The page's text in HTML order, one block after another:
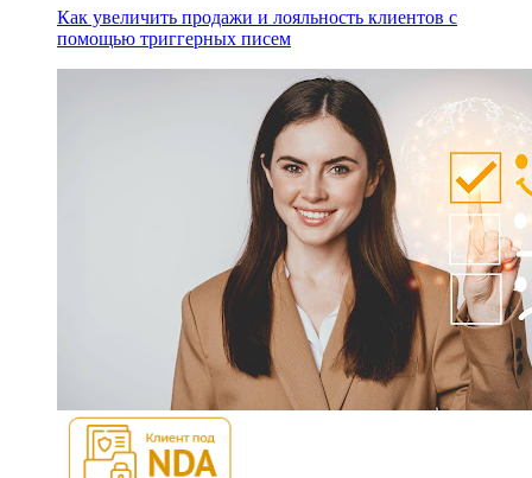
Как увеличить продажи и лояльность клиентов с
помощью триггерных писем